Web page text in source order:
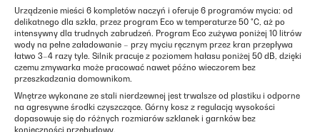
Urządzenie mieści 6 kompletów naczyń i oferuje 6 programów mycia: od
delikatnego dla szkła, przez program Eco w temperaturze 50 °C, aż po
intensywny dla trudnych zabrudzeń. Program Eco zużywa poniżej 10 litrów
wody na pełne załadowanie – przy myciu ręcznym przez kran przepływa
łatwo 3–4 razy tyle. Silnik pracuje z poziomem hałasu poniżej 50 dB, dzięki
czemu zmywarka może pracować nawet późno wieczorem bez
przeszkadzania domownikom.
Wnętrze wykonane ze stali nierdzewnej jest trwalsze od plastiku i odporne
na agresywne środki czyszczące. Górny kosz z regulacją wysokości
dopasowuje się do różnych rozmiarów szklanek i garnków bez
konieczności przebudowy.